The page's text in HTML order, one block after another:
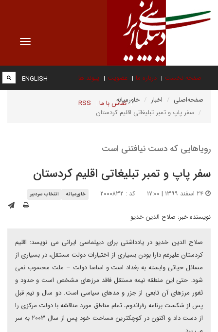
Toggle
صفحه نخست درباره ما عضویت پیوند ها
تماس با ما RSS
ENGLISH
صفحه‌اصلی اخبار
خاورمیانه
سفر پاپ و تمبر تبلیغاتی اقلیم کردستان
رویاهایی که دست نیافتنی است
سفر پاپ و تمبر تبلیغاتی اقلیم کردستان
کد : ۲۰۰۰۸۳۲ خاورمیانه انتخاب سردبیر
نویسنده خبر: صلاح الدین خدیو
صلاح الدین خدیو در یادداشتی برای دیپلماسی ایرانی می نویسد: اقلیم
کردستان علیرغم دارا بودن بسیاری از اختیارات دولت مستقل، در بسیاری از
مسائل حیاتی وابسته به بغداد است و اساسا دولت – ملت محسوب نمی
شود. حتی این منطقه نیمه مستقل فاقد مرزهای مشخص است و حدود و
ثغور مرزهای آن تابعی از جزر و مدهای سیاسی است. دو سال و نیم قبل
پس از شکست برنامه رفراندوم، تمام مناطق مورد مناقشه با دولت مرکزی را
از دست داد و اکنون در کوچکترین مساحت خود پس از سال ۲۰۰۳ به سر